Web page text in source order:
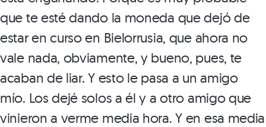
que te esté dando la moneda que dejó de
estar en curso en Bielorrusia, que ahora no
vale nada, obviamente, y bueno, pues, te
acaban de liar. Y esto le pasa a un amigo
mío. Los dejé solos a él y a otro amigo que
vinieron a verme media hora. Y en esa media